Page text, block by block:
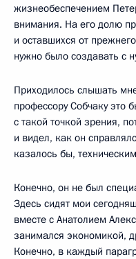
жизнеобеспечением
внимания. На его долю
и оставшихся от
нужно было создавать с
Приходилось слышать
профессору Собчаку это
с такой точкой зрения,
и видел, как он
казалось бы,
Конечно, он не был
Здесь сидят мои
вместе с Анатолием
занимался экономикой,
Конечно, в каждый